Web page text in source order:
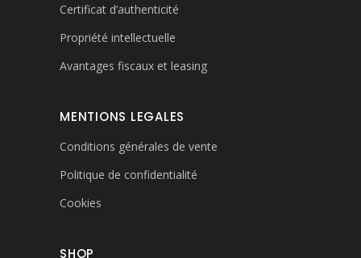
Certificat d’authenticité
Propriété intellectuelle
Avantages fiscaux et leasing
MENTIONS LEGALES
Conditions générales de vente
Politique de confidentialité
Cookies
SHOP